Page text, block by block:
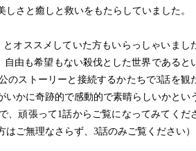
さと癒しと救いをもたらしていました。
オススメしていた方もいらっしゃいまし
自由も希望もない殺伐とした世界であると
のストーリーと接続するかたちで3話を観
いかに奇跡的で感動的で素晴らしいかとい
、頑張って1話からご覧になってみてくだ
ご無理なさらず、3話のみご覧ください）